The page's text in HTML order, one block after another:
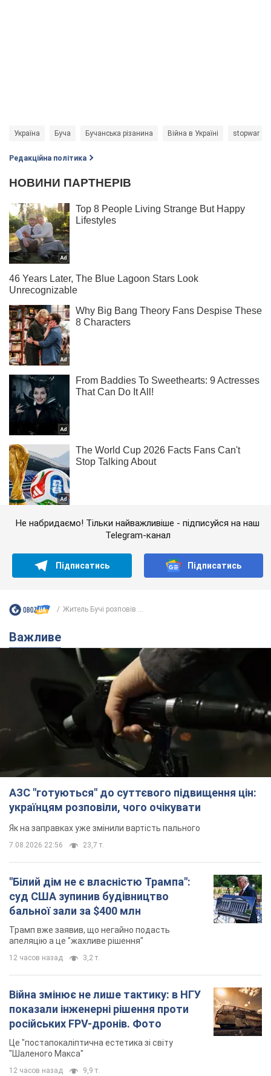
Україна Буча Бучанська різанина Війна в Україні stopwar
Редакційна політика
Не набридаємо! Тільки найважливіше - підписуйся на наш
Telegram-канал
Підписатись Підписатись
Житель Бучі розповів ...
Важливе
АЗС "готуються" до суттєвого підвищення цін:
українцям розповіли, чого очікувати
Як на заправках уже змінили вартість пального
7.08.2026 22:56 23,7 т.
"Білий дім не є власністю Трампа":
суд США зупинив будівництво
бальної зали за $400 млн
Трамп вже заявив, що негайно подасть
апеляцію а це "жахливе рішення"
12 часов назад 3,2 т.
Війна змінює не лише тактику: в НГУ
показали інженерні рішення проти
російських FPV-дронів. Фото
Це "постапокаліптична естетика зі світу
"Шаленого Макса"
12 часов назад 9,9 т.